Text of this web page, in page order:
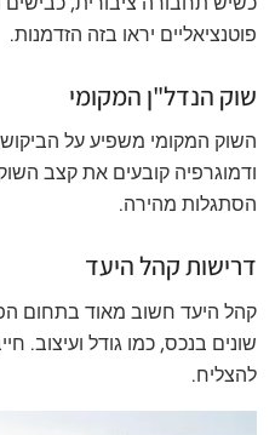
פוטנציאליים יראו בזה הזדמנות.
שוק הנדל"ן המקומי
השוק המקומי משפיע על הביקוש
ודמוגרפיה קובעים את קצב
הסתגלות מהירה.
דרישות קהל היעד
קהל היעד חשוב מאוד בתחום
שונים בנכס, כמו גודל ועיצוב.
להצליח.